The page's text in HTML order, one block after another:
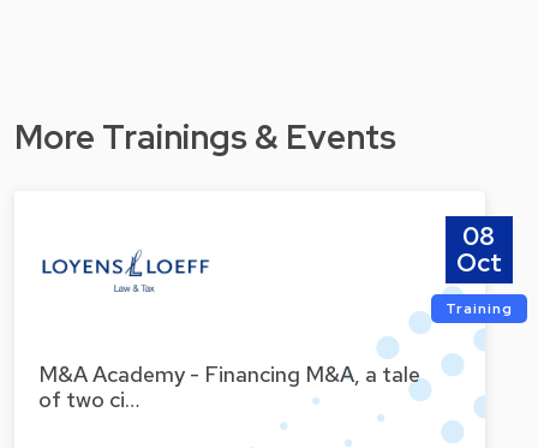
More Trainings & Events
M&A Academy - Financing M&A, a tale
of two ci…
08
Oct
Training